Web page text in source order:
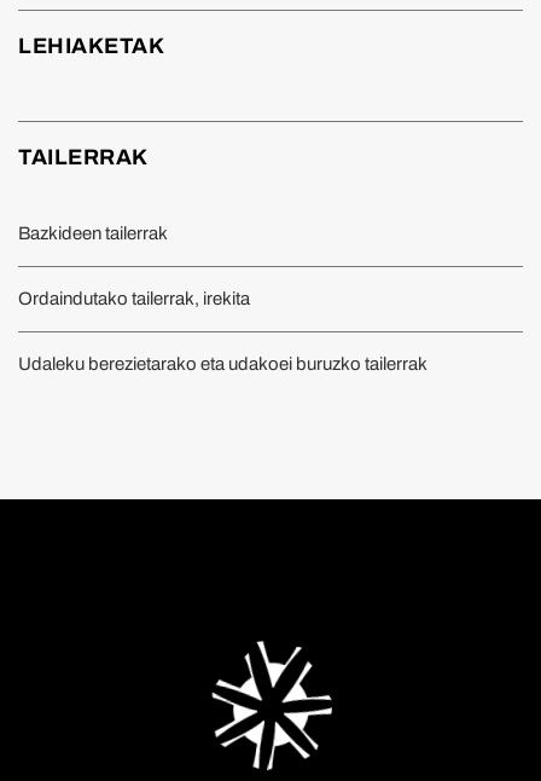
LEHIAKETAK
TAILERRAK
Bazkideen tailerrak
Ordaindutako tailerrak, irekita
Udaleku berezietarako eta udakoei buruzko tailerrak